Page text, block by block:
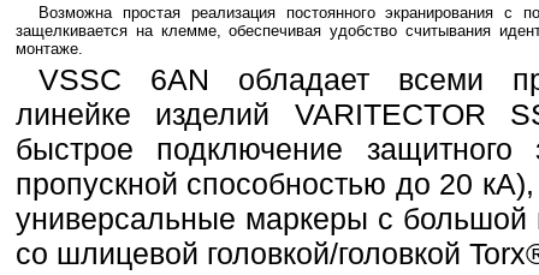
Возможна простая реализация постоянного экранирования
защелкивается на клемме, обеспечивая удобство считывания
монтаже.
VSSC 6AN обладает всеми
линейке изделий VARITECTOR
быстрое подключение
пропускной способностью до 20
универсальные маркеры с
со шлицевой головкой/головкой